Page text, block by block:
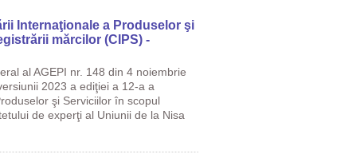
Internaţionale a Produselor şi
mărcilor (CIPS) -
al AGEPI nr. 148 din 4 noiembrie
2023 a ediţiei a 12-a a
şi Serviciilor în scopul
de experţi al Uniunii de la Nisa